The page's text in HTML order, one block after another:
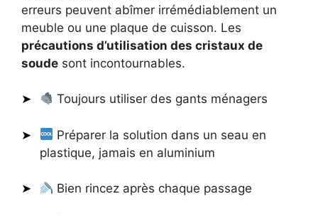
erreurs peuvent abîmer irrémédiablement un
meuble ou une plaque de cuisson. Les
précautions d’utilisation des cristaux de
soude sont incontournables.
Toujours utiliser des gants ménagers
Préparer la solution dans un seau en
plastique, jamais en aluminium
Bien rincez après chaque passage